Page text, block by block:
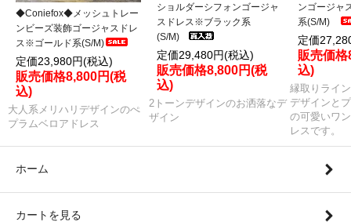
◆Coniefox◆メッシュトレー
ンビーズ装飾ゴージャスドレ
ス※ゴールド系(S/M)
定価23,980円(税込)
販売価格8,800円(税
込)
大人系メリハリデザインのぺ
プラムベロアドレス
ショルダーシフォンゴージャ
スドレス※ブラック系
(S/M)
定価29,480円(税込)
販売価格8,800円(税
込)
2トーンデザインのお洒落なデ
ザイン
ンゴージャ
系(S/M)
定価
販売価
込)
縁取りライ
デザインと
の可愛いワ
レスです。
ホーム
カートを見る